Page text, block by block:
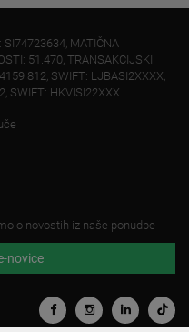
SI74723634, MATIČNA
51.470, TRANSAKCIJSKI
812, SWIFT: LJBASI2XXXX,
SWIFT: HKVISI22XXX
o novostih iz naše ponudbe
novice